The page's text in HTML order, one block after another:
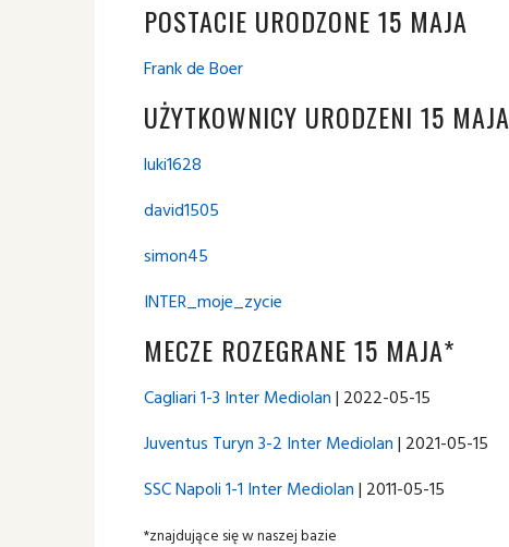
POSTACIE URODZONE 15 MAJA
Frank de Boer
UŻYTKOWNICY URODZENI 15 MAJA
luki1628
david1505
simon45
INTER_moje_zycie
MECZE ROZEGRANE 15 MAJA*
Cagliari 1-3 Inter Mediolan | 2022-05-15
Juventus Turyn 3-2 Inter Mediolan | 2021-05-15
SSC Napoli 1-1 Inter Mediolan | 2011-05-15
*znajdujące się w naszej bazie